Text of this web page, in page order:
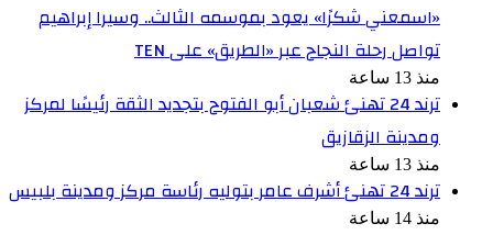
«اسمعني شكرًا» يعود بموسمه الثالث.. وسيرا إبراهيم
تواصل رحلة النجاح عبر «الطريق» على TEN
منذ 13 ساعة
ترند 24 تهنئ شعبان أبو الفتوح بتجديد الثقة رئيسًا لمركز
ومدينة الزقازيق
منذ 13 ساعة
ترند 24 تهنئ أشرف عامر بتوليه رئاسة مركز ومدينة بلبيس
منذ 14 ساعة